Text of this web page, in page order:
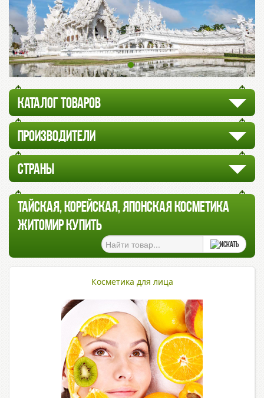
КАТАЛОГ ТОВАРОВ
ПРОИЗВОДИТЕЛИ
СТРАНЫ
ТАЙСКАЯ, КОРЕЙСКАЯ, ЯПОНСКАЯ КОСМЕТИКА
ЖИТОМИР КУПИТЬ
Косметика для лица